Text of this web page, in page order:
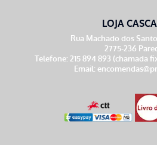
LOJA
Rua Machado dos
2775-236
Telefone: 215 894 893 (chamada
Email: